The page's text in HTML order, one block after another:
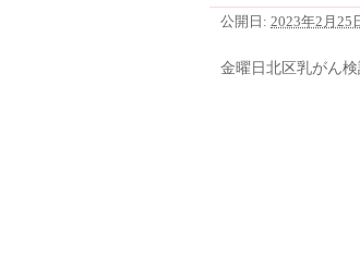
公開日: 2023年2月25
金曜日北区乳がん